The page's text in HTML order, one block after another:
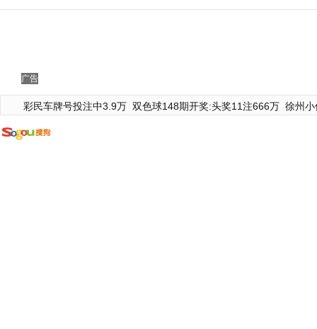
广告
彩民车牌号投注中3.9万 双色球148期开奖:头奖11注666万 徐州